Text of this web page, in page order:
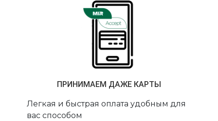
ПРИНИМАЕМ ДАЖЕ КАРТЫ
Легкая и быстрая оплата удобным для
вас способом